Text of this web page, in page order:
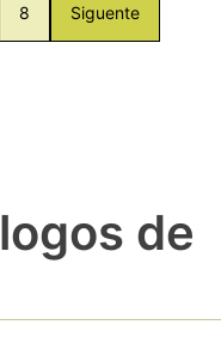
8 Siguente
de